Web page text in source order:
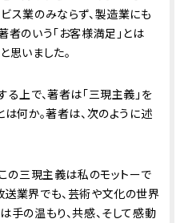
ス業のみならず、製造業にも
者のいう「お客様満足」とは
思いました。
る上で、著者は「三現主義」を
は何か。著者は、次のように述
この三現主義は私のモットーで
送業界でも、芸術や文化の世界
手の温もり、共感、そして感動